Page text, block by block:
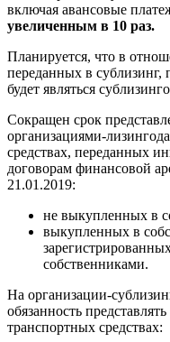
включая авансовые
увеличенным в 10 раз.
Планируется, что в
переданных в сублизинг,
будет являться
Сокращен срок
организациями-
средствах, переданных
договорам финансовой
21.01.2019:
не выкупленных в
выкупленных в
собственниками.
На организации-
обязанность
транспортных средствах: